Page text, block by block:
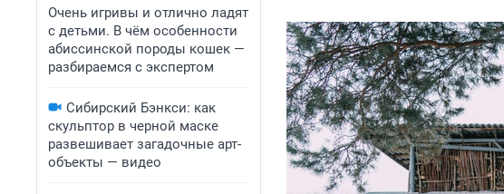
Очень игривы и отлично ладят
с детьми. В чём особенности
абиссинской породы кошек —
разбираемся с экспертом
Сибирский Бэнкси: как
скульптор в черной маске
развешивает загадочные арт-
объекты — видео